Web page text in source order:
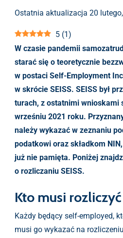
Ostatnia aktualizacja 20
5 (1)
W czasie pandemii
starać się o teoretycznie
w postaci Self-Employment
w skrócie SEISS. SEISS był
turach, z ostatnimi wnioskami
wrześniu 2021 roku.
należy wykazać w zeznaniu
podatkowi oraz składkom
już nie pamięta. Poniżej
o rozliczaniu SEISS.
Kto musi
Każdy będący self-employed,
musi go wykazać na rozliczeniu